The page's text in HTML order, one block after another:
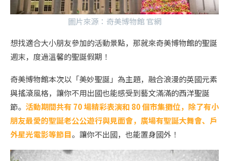
圖片來源： 奇美博物館 官網
想找適合大小朋友參加的活動景點，那就來奇美博物館的聖誕
週末，度過溫馨的聖誕假期！
奇美博物館本次以「美妙聖誕」為主題，融合浪漫的英國元素
與搖滾風格，讓你不用出國也能感受到藝文滿滿的西洋聖誕
節。 活動期間共有 70 場精彩表演和 80 個市集攤位，除了有小
朋友最愛的聖誕老公公遊行與見面會，廣場有聖誕大舞會、戶
外星光電影等節目。讓你不出國，也能置身國外！